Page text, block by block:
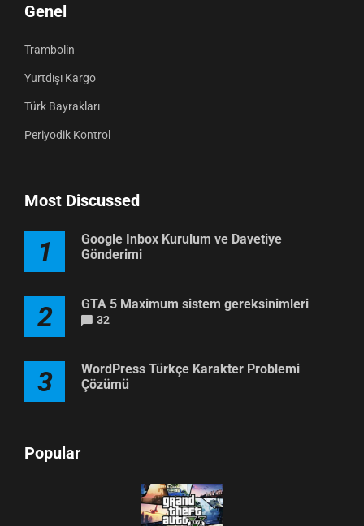
Genel
Trambolin
Yurtdışı Kargo
Türk Bayrakları
Periyodik Kontrol
Most Discussed
1
Google Inbox Kurulum ve Davetiye
Gönderimi
2 GTA 5 Maximum sistem gereksinimleri
32
3
WordPress Türkçe Karakter Problemi
Çözümü
Popular